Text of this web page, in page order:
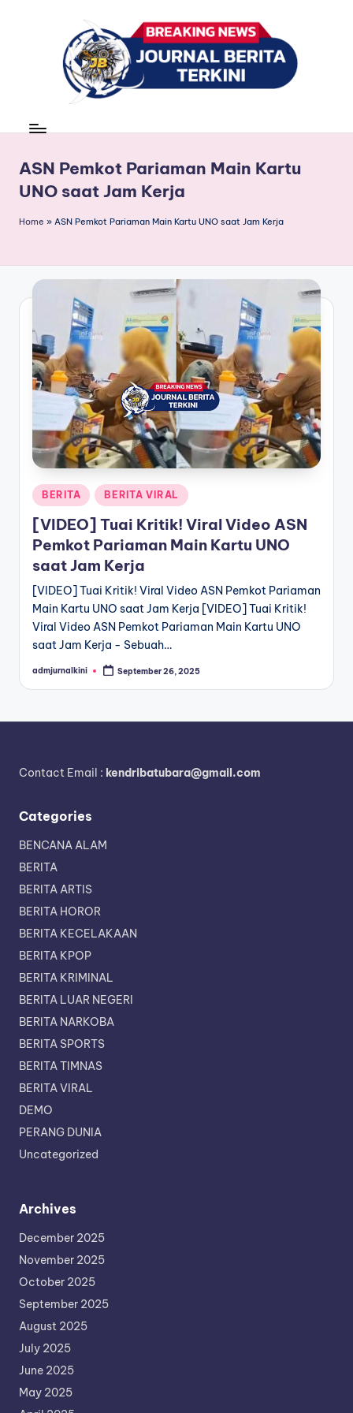
r
n
a
B
e
ri
t
a
e
r
k
n
news
ASN Pemkot Pariaman Main Kartu
UNO saat Jam Kerja
Home » ASN Pemkot Pariaman Main Kartu UNO saat Jam Kerja
Posted
in
BERITA BERITA VIRAL
[VIDEO] Tuai Kritik! Viral Video ASN
Pemkot Pariaman Main Kartu UNO
saat Jam Kerja
[VIDEO] Tuai Kritik! Viral Video ASN Pemkot Pariaman
Main Kartu UNO saat Jam Kerja [VIDEO] Tuai Kritik!
Viral Video ASN Pemkot Pariaman Main Kartu UNO
saat Jam Kerja - Sebuah…
Posted
admjurnalkini September 26, 2025
Contact Email : kendribatubara@gmail.com
Categories
BENCANA ALAM
BERITA
BERITA ARTIS
BERITA HOROR
BERITA KECELAKAAN
BERITA KPOP
BERITA KRIMINAL
BERITA LUAR NEGERI
BERITA NARKOBA
BERITA SPORTS
BERITA TIMNAS
BERITA VIRAL
DEMO
PERANG DUNIA
Uncategorized
Archives
December 2025
November 2025
October 2025
September 2025
August 2025
July 2025
June 2025
May 2025